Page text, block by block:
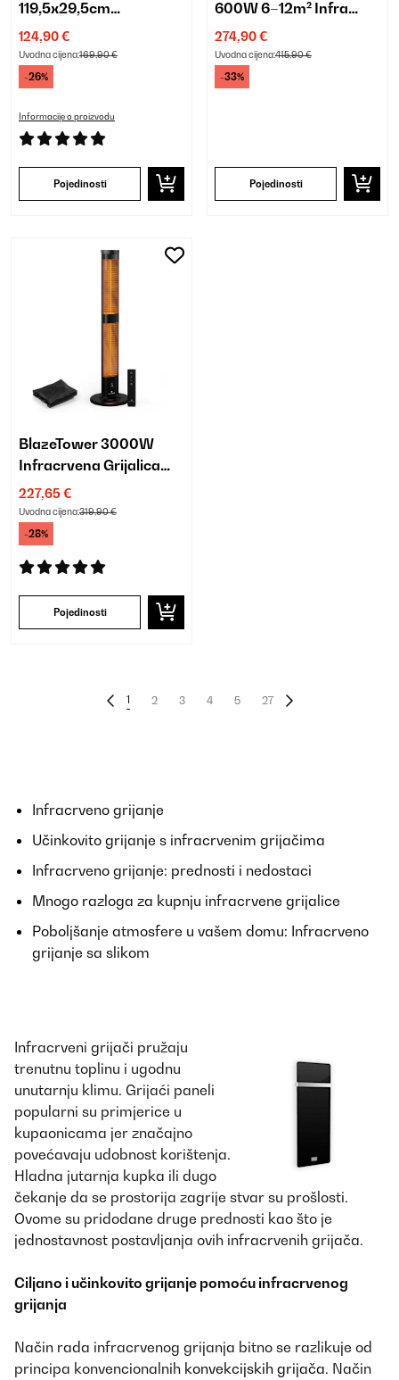
119,5x29,5cm
Infrapanel Bijela
124,90 €
Uvodna cijena:169,90 €
-26%
Informacije o proizvodu
Pojedinosti
600W 6–12m² Infra
crvena grijalica Bijela
274,90 €
Uvodna cijena:415,90 €
-33%
Pojedinosti
BlazeTower 3000W
Infracrvena Grijalica
Crna
227,65 €
Uvodna cijena:319,90 €
-28%
Pojedinosti
1 2 3 4 5 27
Infracrveno grijanje
Učinkovito grijanje s infracrvenim grijačima
Infracrveno grijanje: prednosti i nedostaci
Mnogo razloga za kupnju infracrvene grijalice
Poboljšanje atmosfere u vašem domu: Infracrveno
grijanje sa slikom
Infracrveni grijači pružaju
trenutnu toplinu i ugodnu
unutarnju klimu. Grijaći paneli
popularni su primjerice u
kupaonicama jer značajno
povećavaju udobnost korištenja.
Hladna jutarnja kupka ili dugo
čekanje da se prostorija zagrije stvar su prošlosti.
Ovome su pridodane druge prednosti kao što je
jednostavnost postavljanja ovih infracrvenih grijača.
Ciljano i učinkovito grijanje pomoću infracrvenog
grijanja
Način rada infracrvenog grijanja bitno se razlikuje od
principa konvencionalnih konvekcijskih grijača. Način